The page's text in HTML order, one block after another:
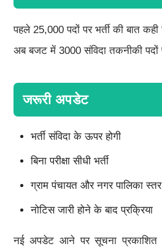
पहले 25,000 पदों पर भर्ती की बात कही
अब बजट में 3000 संविदा तकनीकी पदों
जरूरी अपडेट
भर्ती संविदा के ऊपर होगी
बिना परीक्षा सीधी भर्ती
ग्राम पंचायत और नगर पालिका स्तर
नोटिस जारी होने के बाद प्रक्रिया
नई अपडेट आने पर सूचना प्रकाशित